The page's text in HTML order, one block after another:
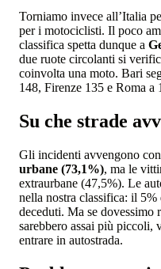
Torniamo invece all’Italia
per i motociclisti. Il poco
classifica spetta dunque a
due ruote circolanti si
coinvolta una moto. Bari
148, Firenze 135 e Roma a
Su che strade
Gli incidenti avvengono
urbane (73,1%), ma le
extraurbane (47,5%). Le
nella nostra classifica: il
deceduti. Ma se
sarebbero assai più piccoli,
entrare in autostrada.